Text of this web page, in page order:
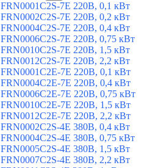
FRN0001C2S-7E 220В, 0,1 кВт
FRN0002C2S-7E 220В, 0,2 кВт
FRN0004C2S-7E 220В, 0,4 кВт
FRN0006C2S-7E 220В, 0,75 кВт
FRN0010C2S-7E 220В, 1,5 кВт
FRN0012C2S-7E 220В, 2,2 кВт
FRN0001C2E-7E 220В, 0,1 кВт
FRN0004C2E-7E 220В, 0,4 кВт
FRN0006C2E-7E 220В, 0,75 кВт
FRN0010C2E-7E 220В, 1,5 кВт
FRN0012C2E-7E 220В, 2,2 кВт
FRN0002C2S-4E 380В, 0,4 кВт
FRN0004C2S-4E 380В, 0,75 кВт
FRN0005C2S-4E 380В, 1,5 кВт
FRN0007C2S-4E 380В, 2,2 кВт